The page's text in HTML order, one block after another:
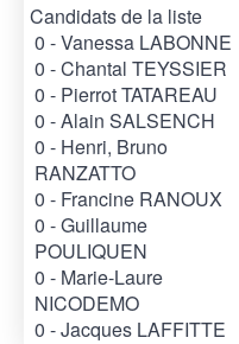
Candidats de la liste
0 - Vanessa LABONNE
0 - Chantal TEYSSIER
0 - Pierrot TATAREAU
0 - Alain SALSENCH
0 - Henri, Bruno
RANZATTO
0 - Francine RANOUX
0 - Guillaume
POULIQUEN
0 - Marie-Laure
NICODEMO
0 - Jacques LAFFITTE